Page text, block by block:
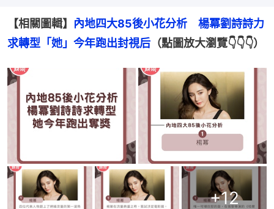
【相關圖輯】 內地四大85後小花分析　楊冪劉詩詩力
求轉型「她」今年跑出封視后 （點圖放大瀏覽👇👇👇）
+12